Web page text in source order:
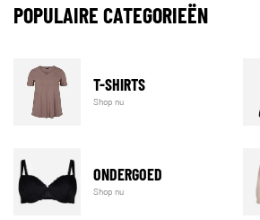
POPULAIRE CATEGORIEËN
T-SHIRTS
Shop nu
ONDERGOED
Shop nu